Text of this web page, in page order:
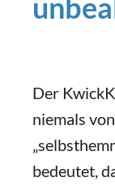
Der
niemals
bedeutet,